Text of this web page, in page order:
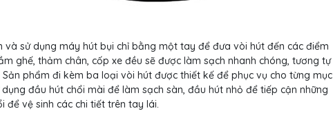
và sử dụng máy hút bụi chỉ bằng một tay để đưa vòi hút đến các điểm
ghế, thảm chân, cốp xe đều sẽ được làm sạch nhanh chóng, tương tự
phẩm đi kèm ba loại vòi hút được thiết kế để phục vụ cho từng mục
đầu hút chổi mài để làm sạch sàn, đầu hút nhỏ để tiếp cận những
để vệ sinh các chi tiết trên tay lái.